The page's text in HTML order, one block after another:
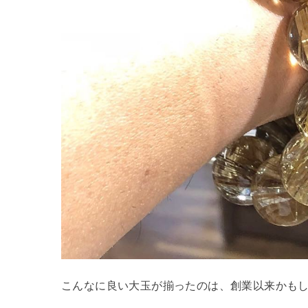
こんなに良い大玉が揃ったのは、創業以来かも